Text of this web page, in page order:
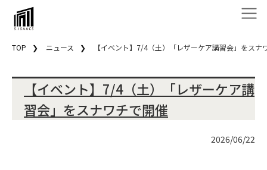
TOP ニュース 【イベント】7/4（土）「レザーケア講習会」をスナ
【イベント】7/4（土）「レザーケア講
習会」をスナワチで開催
2026/06/22